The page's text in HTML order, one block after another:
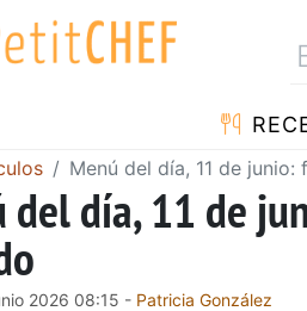
Menú del día, 11 de
del día, 11 de
2026 08:15 - Patricia González